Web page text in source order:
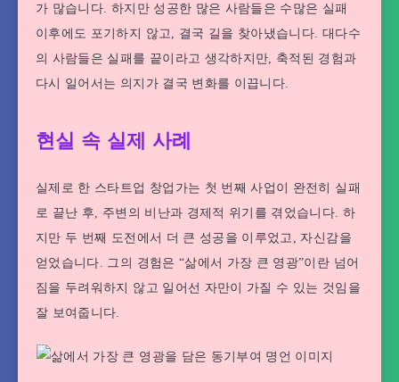
가 많습니다. 하지만 성공한 많은 사람들은 수많은 실패
이후에도 포기하지 않고, 결국 길을 찾아냈습니다. 대다수
의 사람들은 실패를 끝이라고 생각하지만, 축적된 경험과
다시 일어서는 의지가 결국 변화를 이끕니다.
현실 속 실제 사례
실제로 한 스타트업 창업가는 첫 번째 사업이 완전히 실패
로 끝난 후, 주변의 비난과 경제적 위기를 겪었습니다. 하
지만 두 번째 도전에서 더 큰 성공을 이루었고, 자신감을
얻었습니다. 그의 경험은 “삶에서 가장 큰 영광”이란 넘어
짐을 두려워하지 않고 일어선 자만이 가질 수 있는 것임을
잘 보여줍니다.